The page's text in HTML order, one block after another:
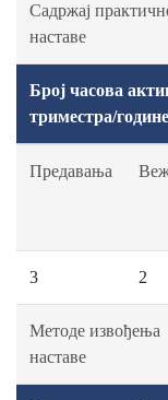
Садржај
наставе
Број часова
триместра/године
Предавања
3 2
Методе извођења
наставе